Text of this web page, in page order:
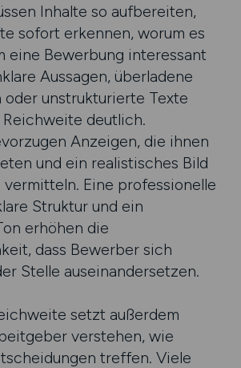
Inhalte so aufbereiten,
sofort erkennen, worum es
eine Bewerbung interessant
Aussagen, überladene
oder unstrukturierte Texte
deutlich.
Anzeigen, die ihnen
und ein realistisches Bild
Eine professionelle
Struktur und ein
erhöhen die
dass Bewerber sich
Stelle auseinandersetzen.
setzt außerdem
verstehen, wie
treffen. Viele